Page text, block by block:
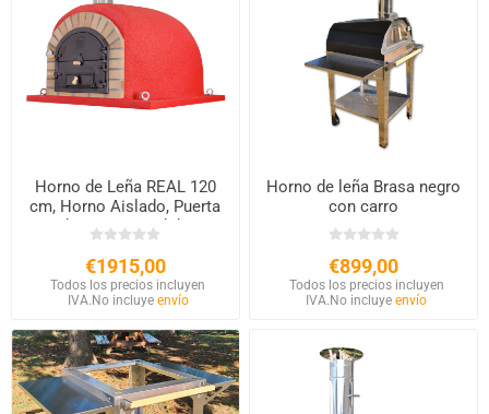
Horno de Leña REAL 120
cm, Horno Aislado, Puerta
de Hierro Fundido
€1915,00
Todos los precios incluyen
IVA.No incluye envío
Horno de leña Brasa negro
con carro
€899,00
Todos los precios incluyen
IVA.No incluyeenvío